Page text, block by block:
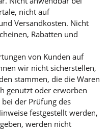
nicht auf
Versandkosten. Nicht
Rabatten und
von Kunden auf
wir nicht sicherstellen,
stammen, die die Waren
genutzt oder erworben
der Prüfung des
festgestellt werden,
werden nicht